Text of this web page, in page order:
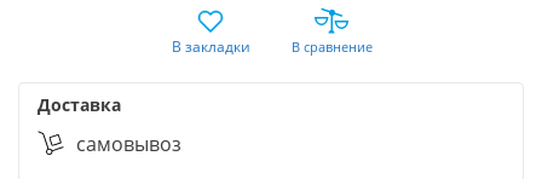
В закладки В сравнение
Доставка
cамовывоз